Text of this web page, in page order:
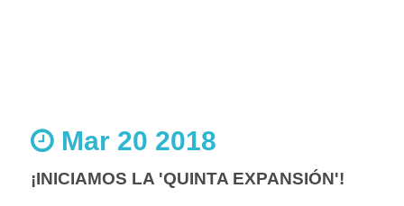
Mar 20 2018
¡INICIAMOS LA 'QUINTA EXPANSIÓN'!